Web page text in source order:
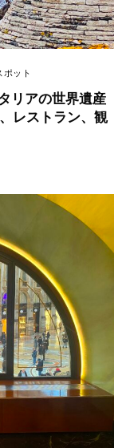
ポット
リアの世界遺産
レストラン、観